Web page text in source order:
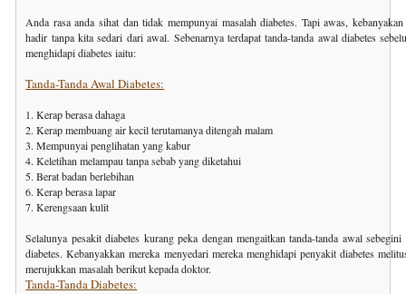
Anda rasa anda sihat dan tidak mempunyai masalah diabetes. Tapi awas,
hadir tanpa kita sedari dari awal. Sebenarnya terdapat tanda-tanda awal diabetes
menghidapi diabetes iaitu:
Tanda-Tanda Awal Diabetes:
1. Kerap berasa dahaga
2. Kerap membuang air kecil terutamanya ditengah malam
3. Mempunyai penglihatan yang kabur
4. Keletihan melampau tanpa sebab yang diketahui
5. Berat badan berlebihan
6. Kerap berasa lapar
7. Kerengsaan kulit
Selalunya pesakit diabetes kurang peka dengan mengaitkan tanda-tanda awal
diabetes. Kebanyakkan mereka menyedari mereka menghidapi penyakit diabetes
merujukkan masalah berikut kepada doktor.
Tanda-Tanda Diabetes: